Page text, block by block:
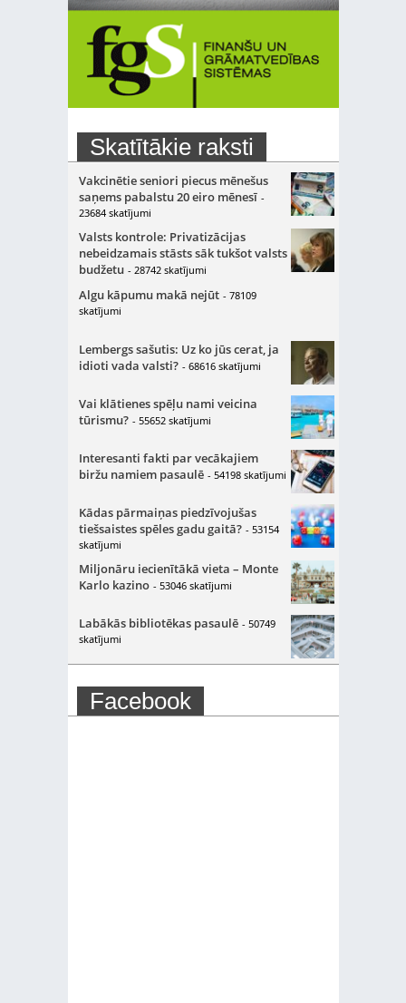
Skatītākie raksti
Vakcinētie seniori piecus mēnešus
saņems pabalstu 20 eiro mēnesī -
23684 skatījumi
Valsts kontrole: Privatizācijas
nebeidzamais stāsts sāk tukšot valsts
budžetu - 28742 skatījumi
Algu kāpumu makā nejūt - 78109
skatījumi
Lembergs sašutis: Uz ko jūs cerat, ja
idioti vada valsti? - 68616 skatījumi
Vai klātienes spēļu nami veicina
tūrismu? - 55652 skatījumi
Interesanti fakti par vecākajiem
biržu namiem pasaulē - 54198 skatījumi
Kādas pārmaiņas piedzīvojušas
tiešsaistes spēles gadu gaitā? - 53154
skatījumi
Miljonāru iecienītākā vieta – Monte
Karlo kazino - 53046 skatījumi
Labākās bibliotēkas pasaulē - 50749
skatījumi
Facebook